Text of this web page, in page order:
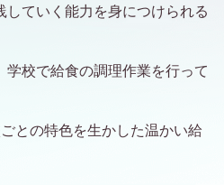
ていく能力を身につけられる
校で給食の調理作業を行って
との特色を生かした温かい給